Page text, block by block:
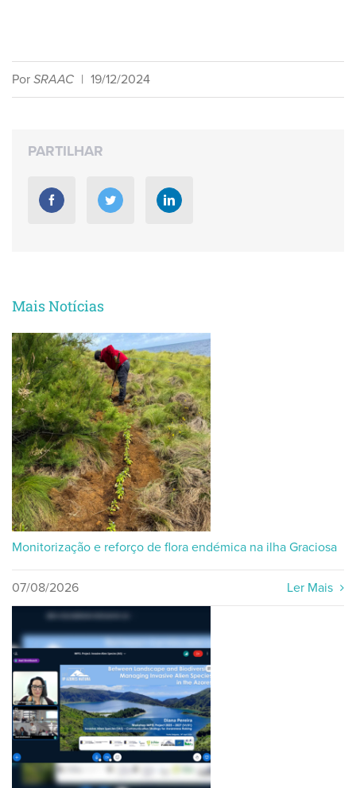
Por SRAAC | 19/12/2024
PARTILHAR
Mais Notícias
Monitorização e reforço de flora endémica na ilha Graciosa
07/08/2026 Ler Mais